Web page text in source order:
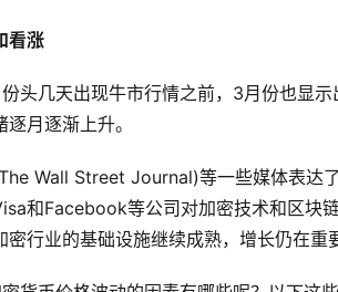
看涨
头几天出现牛市行情之前，3月份也显
月逐渐上升。
Wall Street Journal)等一些媒体表达
和Facebook等公司对加密技术和区块
行业的基础设施继续成熟，增长仍在重